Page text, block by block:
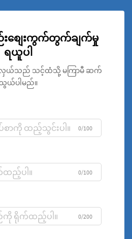
းစျေးကွက်တွက်ချက်မှု
ရယူပါ
လှယ်သည် သင့်ထံသို့ မကြာမီ ဆက်
သွယ်ပါမည်။
0/100
0/100
0/200